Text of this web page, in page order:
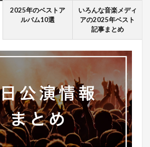
2025年のベストア
ルバム10選
いろんな音楽メディ
アの2025年ベスト
記事まとめ